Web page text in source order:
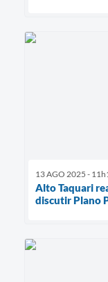
13 AGO 2025 -
Alto Taquari
discutir Plano